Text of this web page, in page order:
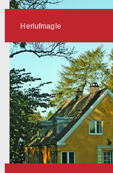
Herlufmagle